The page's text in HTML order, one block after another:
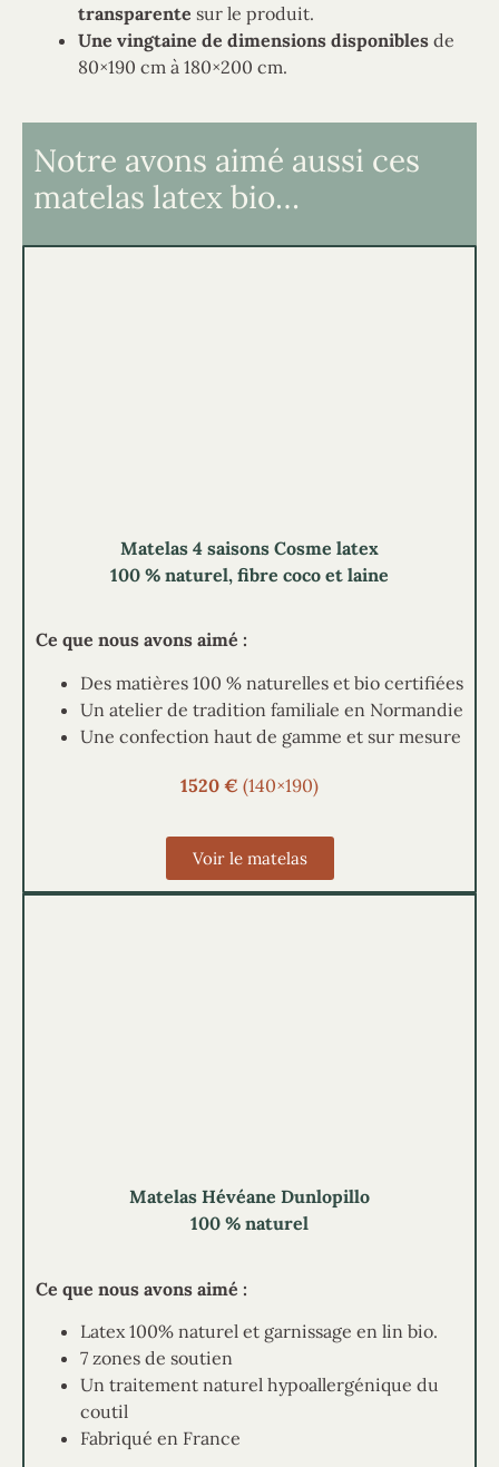
transparente sur le produit.
Une vingtaine de dimensions disponibles de
80×190 cm à 180×200 cm.
Notre avons aimé aussi ces
matelas latex bio…
Matelas 4 saisons Cosme latex
100 % naturel, fibre coco et laine
Ce que nous avons aimé :
Des matières 100 % naturelles et bio certifiées
Un atelier de tradition familiale en Normandie
Une confection haut de gamme et sur mesure
1520 € (140×190)
Voir le matelas
Matelas Hévéane Dunlopillo
100 % naturel
Ce que nous avons aimé :
Latex 100% naturel et garnissage en lin bio.
7 zones de soutien
Un traitement naturel hypoallergénique du
coutil
Fabriqué en France